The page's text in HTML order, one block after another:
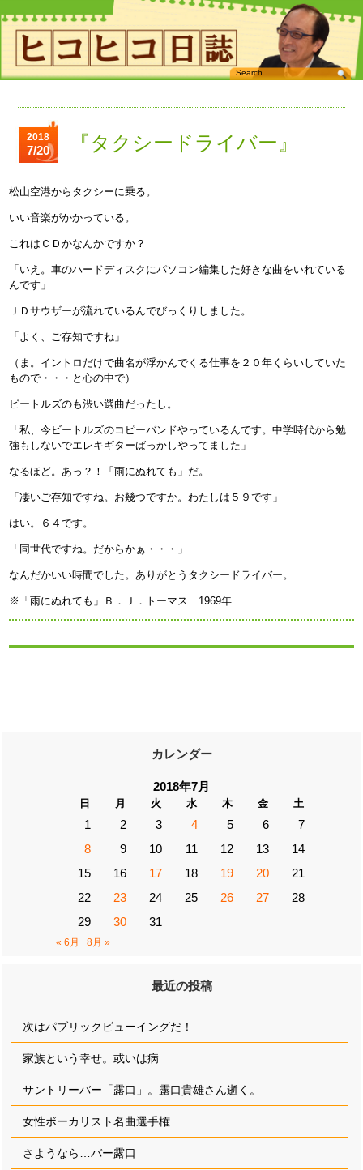
カレンダー
2018年7月
日 月 火 水 木 金 土
1 2 3 4 5 6
7
8
9 10 11 12 13
14
15
16 17 18 19 20
21
22
23 24 25 26 27
28
29
30 31
« 6月 8月 »
最近の投稿
次はパブリックビューイングだ！
家族という幸せ。或いは病
サントリーバー「露口」。露口貴雄さん逝く。
女性ボーカリスト名曲選手権
さようなら…バー露口
2018
7/20 『タクシードライバー』
松山空港からタクシーに乗る。
いい音楽がかかっている。
これはＣＤかなんかですか？
「いえ。車のハードディスクにパソコン編集した好きな曲をいれている
んです」
ＪＤサウザーが流れているんでびっくりしました。
「よく、ご存知ですね」
（ま。イントロだけで曲名が浮かんでくる仕事を２０年くらいしていた
もので・・・と心の中で）
ビートルズのも渋い選曲だったし。
「私、今ビートルズのコピーバンドやっているんです。中学時代から勉
強もしないでエレキギターばっかしやってました」
なるほど。あっ？！「雨にぬれても」だ。
「凄いご存知ですね。お幾つですか。わたしは５９です」
はい。６４です。
「同世代ですね。だからかぁ・・・」
なんだかいい時間でした。ありがとうタクシードライバー。
※「雨にぬれても」Ｂ．Ｊ．トーマス 1969年